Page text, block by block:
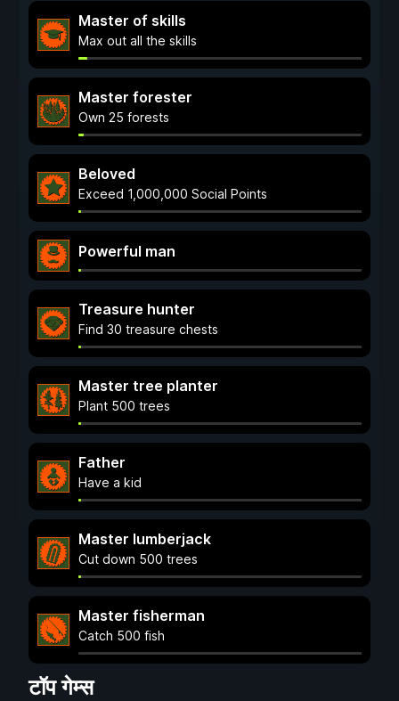
Master of skills
Max out all the skills
Master forester
Own 25 forests
Beloved
Exceed 1,000,000 Social Points
Powerful man
Treasure hunter
Find 30 treasure chests
Master tree planter
Plant 500 trees
Father
Have a kid
Master lumberjack
Cut down 500 trees
Master fisherman
Catch 500 fish
टॉप गेम्स